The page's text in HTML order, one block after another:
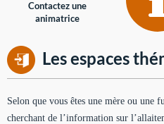
Contactez une
animatrice
Les espaces
Selon que vous êtes une mère ou une
cherchant de l’information sur